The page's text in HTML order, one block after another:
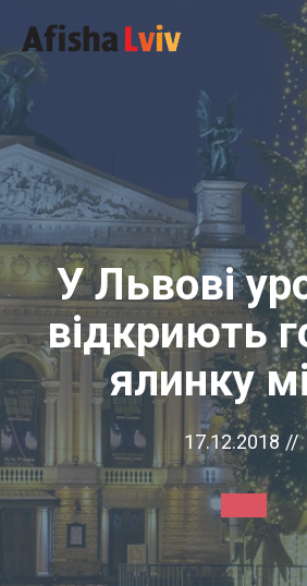
вмісту
У Львові
відкриють
ялинку
17.12.2018 //